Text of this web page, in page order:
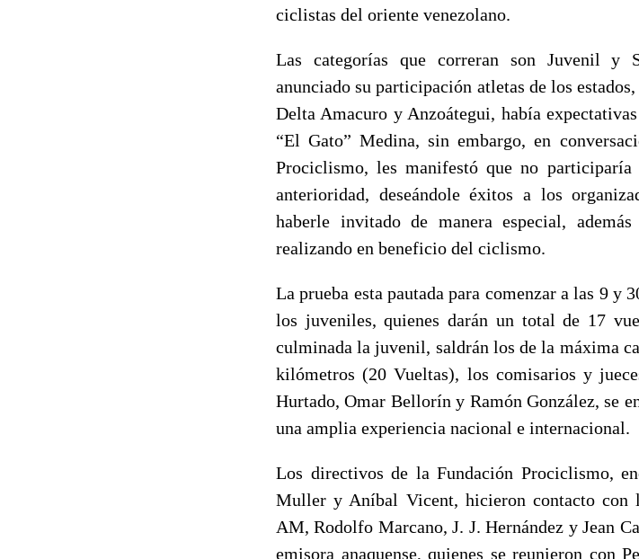
ciclistas del oriente venezolano.
Las categorías que correran son Juvenil y
anunciado su participación atletas de los
Delta Amacuro y Anzoátegui, había
“El Gato” Medina, sin embargo, en
Prociclismo, les manifestó que no
anterioridad, deseándole éxitos a los
haberle invitado de manera especial,
realizando en beneficio del ciclismo.
La prueba esta pautada para comenzar a las 9 y
los juveniles, quienes darán un total de 17
culminada la juvenil, saldrán los de la máxima
kilómetros (20 Vueltas), los comisarios y
Hurtado, Omar Bellorín y Ramón González, se
una amplia experiencia nacional e internacional.
Los directivos de la Fundación Prociclismo,
Muller y Aníbal Vicent, hicieron contacto con
AM, Rodolfo Marcano, J. J. Hernández y Jean
emisora anaquense, quienes se reunieron con